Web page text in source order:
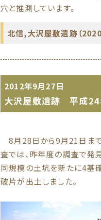
穴と推測しています。
北信,大沢屋敷遺跡（2020
2012年9月27日
大沢屋敷遺跡 平成24
8月28日から9月21日ま
査では、昨年度の調査で発
同規模の土坑を新たに4基
破片が出土しました。